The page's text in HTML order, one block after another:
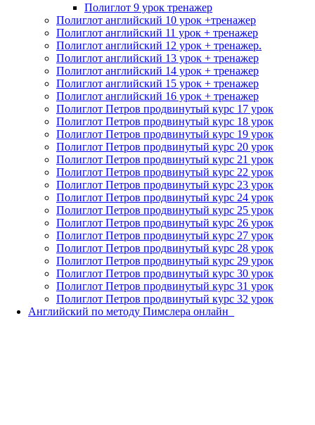
Полиглот 9 урок тренажер
Полиглот английский 10 урок +тренажер
Полиглот английский 11 урок + тренажер
Полиглот английский 12 урок + тренажер.
Полиглот английский 13 урок + тренажер
Полиглот английский 14 урок + тренажер
Полиглот английский 15 урок + тренажер
Полиглот английский 16 урок + тренажер
Полиглот Петров продвинутый курс 17 урок
Полиглот Петров продвинутый курс 18 урок
Полиглот Петров продвинутый курс 19 урок
Полиглот Петров продвинутый курс 20 урок
Полиглот Петров продвинутый курс 21 урок
Полиглот Петров продвинутый курс 22 урок
Полиглот Петров продвинутый курс 23 урок
Полиглот Петров продвинутый курс 24 урок
Полиглот Петров продвинутый курс 25 урок
Полиглот Петров продвинутый курс 26 урок
Полиглот Петров продвинутый курс 27 урок
Полиглот Петров продвинутый курс 28 урок
Полиглот Петров продвинутый курс 29 урок
Полиглот Петров продвинутый курс 30 урок
Полиглот Петров продвинутый курс 31 урок
Полиглот Петров продвинутый курс 32 урок
Английский по методу Пимслера онлайн_